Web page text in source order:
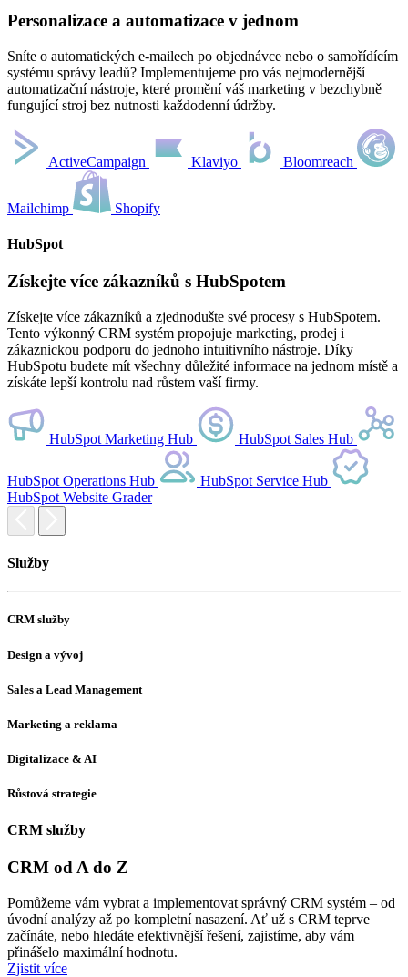
Personalizace a automatizace v jednom
Sníte o automatických e-mailech po objednávce nebo o samořídícím
systému správy leadů? Implementujeme pro vás nejmodernější
automatizační nástroje, které promění váš marketing v bezchybně
fungující stroj bez nutnosti každodenní údržby.
ActiveCampaign Klaviyo Bloomreach
Mailchimp Shopify
HubSpot
Získejte více zákazníků s HubSpotem
Získejte více zákazníků a zjednodušte své procesy s HubSpotem.
Tento výkonný CRM systém propojuje marketing, prodej i
zákaznickou podporu do jednoho intuitivního nástroje. Díky
HubSpotu budete mít všechny důležité informace na jednom místě a
získáte lepší kontrolu nad růstem vaší firmy.
HubSpot Marketing Hub HubSpot Sales Hub
HubSpot Operations Hub
HubSpot Service Hub
HubSpot Website Grader
Služby
CRM služby
Design a vývoj
Sales a Lead Management
Marketing a reklama
Digitalizace & AI
Růstová strategie
CRM služby
CRM od A do Z
Pomůžeme vám vybrat a implementovat správný CRM systém – od
úvodní analýzy až po kompletní nasazení. Ať už s CRM teprve
začínáte, nebo hledáte efektivnější řešení, zajistíme, aby vám
přinášelo maximální hodnotu.
Zjistit více